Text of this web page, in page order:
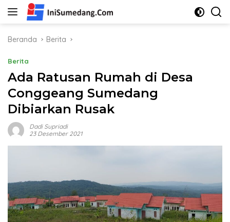
Langsung
Beranda
Berita
Berita
Ada Ratusan Rumah di Desa
Conggeang Sumedang
Dibiarkan Rusak
Dadi Supriadi
23 Desember 2021